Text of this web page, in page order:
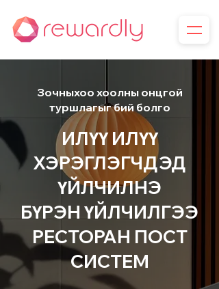
Зочныхоо хоолны онцгой
туршлагыг бий болго
ИЛҮҮ ИЛҮҮ
ХЭРЭГЛЭГЧДЭД
ҮЙЛЧИЛНЭ
БҮРЭН ҮЙЛЧИЛГЭЭ
РЕСТОРАН ПОСТ
СИСТЕМ